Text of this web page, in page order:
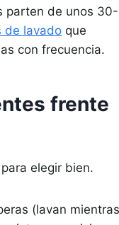
parten de unos 30-
de lavado que
con frecuencia.
frente
elegir bien.
(lavan mientras